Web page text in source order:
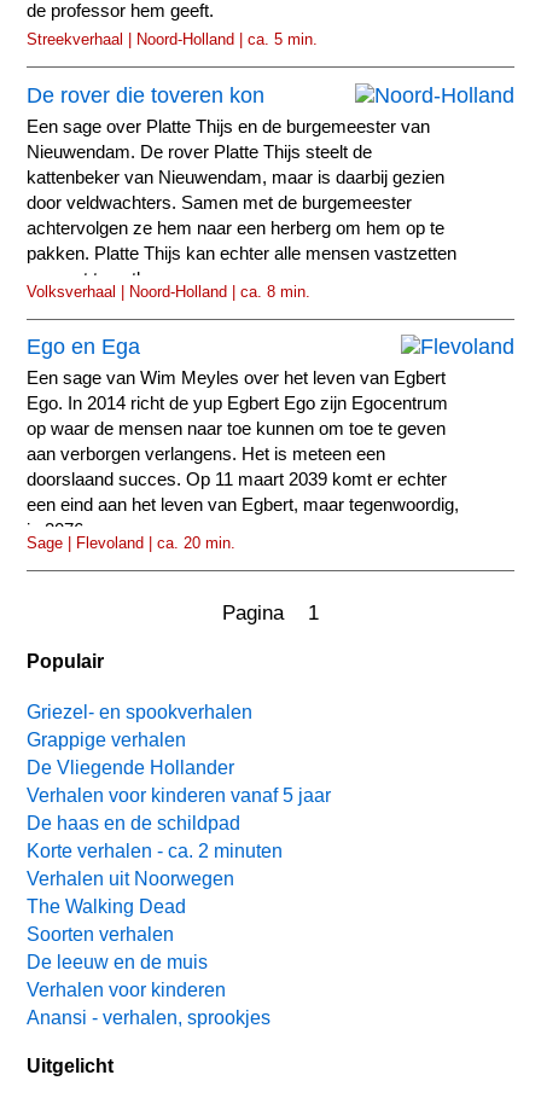
de professor hem geeft.
Streekverhaal | Noord-Holland | ca. 5 min.
De rover die toveren kon
Een sage over Platte Thijs en de burgemeester van
Nieuwendam. De rover Platte Thijs steelt de
kattenbeker van Nieuwendam, maar is daarbij gezien
door veldwachters. Samen met de burgemeester
achtervolgen ze hem naar een herberg om hem op te
pakken. Platte Thijs kan echter alle mensen vastzetten
en weet te ontkomen.
Volksverhaal | Noord-Holland | ca. 8 min.
Ego en Ega
Een sage van Wim Meyles over het leven van Egbert
Ego. In 2014 richt de yup Egbert Ego zijn Egocentrum
op waar de mensen naar toe kunnen om toe te geven
aan verborgen verlangens. Het is meteen een
doorslaand succes. Op 11 maart 2039 komt er echter
een eind aan het leven van Egbert, maar tegenwoordig,
in 2076...
Sage | Flevoland | ca. 20 min.
Pagina 1
Populair
Griezel- en spookverhalen
Grappige verhalen
De Vliegende Hollander
Verhalen voor kinderen vanaf 5 jaar
De haas en de schildpad
Korte verhalen - ca. 2 minuten
Verhalen uit Noorwegen
The Walking Dead
Soorten verhalen
De leeuw en de muis
Verhalen voor kinderen
Anansi - verhalen, sprookjes
Uitgelicht